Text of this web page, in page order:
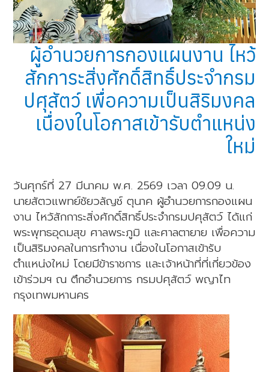
ผู้อำนวยการกองแผนงาน ไหว้
สักการะสิ่งศักดิ์สิทธิ์ประจำกรม
ปศุสัตว์ เพื่อความเป็นสิริมงคล
เนื่องในโอกาสเข้ารับตำแหน่ง
ใหม่
วันศุกร์ที่ 27 มีนาคม พ.ศ. 2569 เวลา 09.09 น.
นายสัตวแพทย์ชัยวลัญช์ ตุนาค ผู้อำนวยการกองแผน
งาน ไหว้สักการะสิ่งศักดิ์สิทธิ์ประจำกรมปศุสัตว์ ได้แก่
พระพุทธอุดมสุข ศาลพระภูมิ และศาลตายาย เพื่อความ
เป็นสิริมงคลในการทำงาน เนื่องในโอกาสเข้ารับ
ตำแหน่งใหม่ โดยมีข้าราชการ และเจ้าหน้าที่ที่เกี่ยวข้อง
เข้าร่วมฯ ณ ตึกอำนวยการ กรมปศุสัตว์ พญาไท
กรุงเทพมหานคร